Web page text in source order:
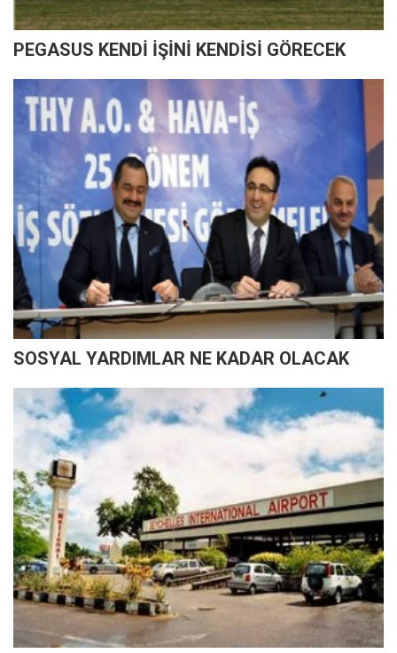
PEGASUS KENDİ İŞİNİ KENDİSİ GÖRECEK
SOSYAL YARDIMLAR NE KADAR OLACAK